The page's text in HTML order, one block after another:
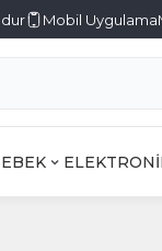
Mobil Uygulama